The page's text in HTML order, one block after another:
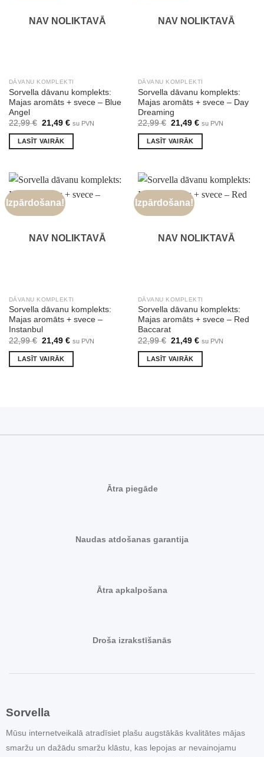
NAV NOLIKTAVĀ
DĀVANU KOMPLEKTI
Sorvella dāvanu komplekts:
Majas aromāts + svece – Blue
Angel
22,99€ Original
was:
22,99 €.
21,49 €Current
su PVN
LASĪT VAIRĀK
NAV NOLIKTAVĀ
DĀVANU KOMPLEKTI
Sorvella dāvanu komplekts:
Majas aromāts + svece – Day
Dreaming
22,99€ Original
was:
22,99 €.
21,49 €Current
su PVN
LASĪT VAIRĀK
Izpārdošana!
NAV NOLIKTAVĀ
DĀVANU KOMPLEKTI
Sorvella dāvanu komplekts:
Majas aromāts + svece –
Instanbul
22,99€ Original
price
was:
22,99 €.
21,49 €Current
is:
su PVN
LASĪT VAIRĀK
Izpārdošana!
NAV NOLIKTAVĀ
DĀVANU KOMPLEKTI
Sorvella dāvanu komplekts:
Majas aromāts + svece – Red
Baccarat
22,99€ Original
price
was:
22,99 €.
21,49 €Current
is:
su PVN
LASĪT VAIRĀK
Ātra piegāde
Naudas atdošanas garantija
Ātra apkalpošana
Droša izrakstīšanās
Sorvella
Mūsu internetveikalā atradīsiet plašu augstākās kvalitātes mājas
smaržu un dažādu smaržu klāstu, kas lepojas ar nevainojamu